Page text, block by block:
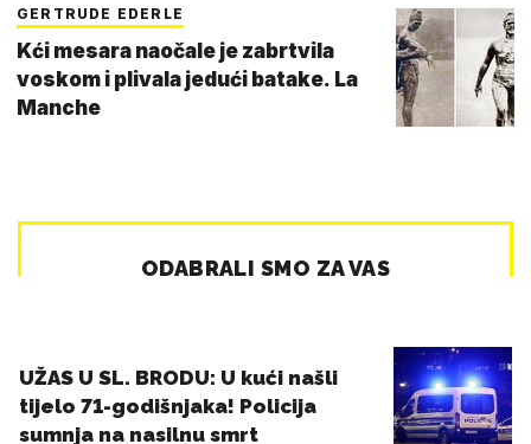
GERTRUDE EDERLE
Kći mesara naočale je zabrtvila
voskom i plivala jedući batake. La
Manche